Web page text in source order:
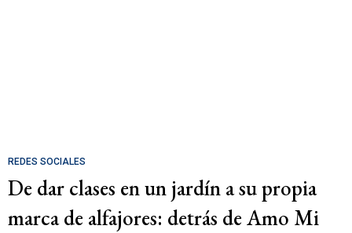
REDES SOCIALES
De dar clases en un jardín a su propia
marca de alfajores: detrás de Amo Mi